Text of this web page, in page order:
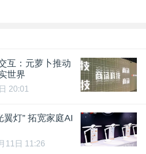
互：元萝卜推动
世界
20:01
翼灯” 拓宽家庭AI
11日 11:26